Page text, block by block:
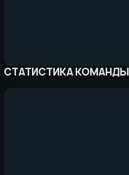
СТАТИСТИКА КОМАНДЫ